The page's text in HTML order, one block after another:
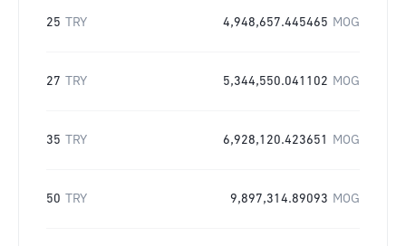
25 TRY 4,948,657.445465 MOG
27 TRY 5,344,550.041102 MOG
35 TRY 6,928,120.423651 MOG
50 TRY 9,897,314.89093 MOG